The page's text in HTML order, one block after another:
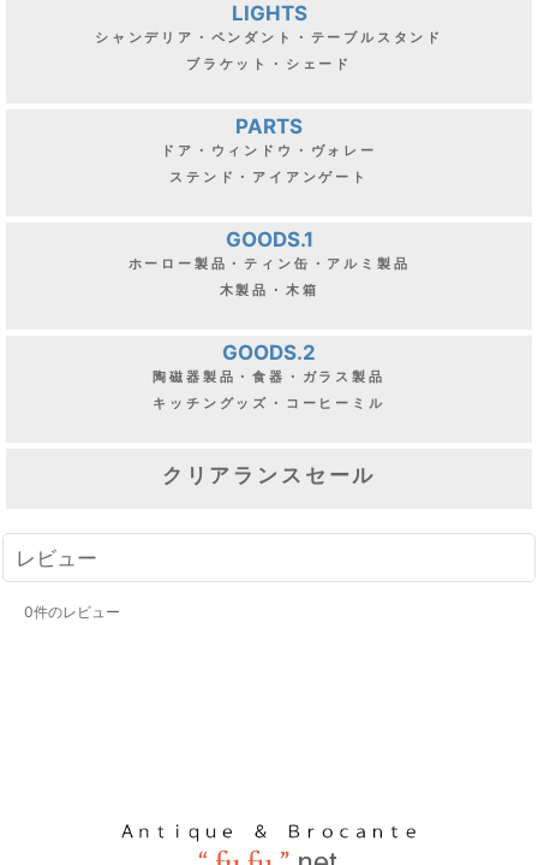
LIGHTS
シャンデリア・ペンダント・テーブルスタンド
ブラケット・シェード
PARTS
ドア・ウィンドウ・ヴォレー
ステンド・アイアンゲート
GOODS.1
ホーロー製品・ティン缶・アルミ製品
木製品・木箱
GOODS.2
陶磁器製品・食器・ガラス製品
キッチングッズ・コーヒーミル
クリアランスセール
レビュー
0件のレビュー